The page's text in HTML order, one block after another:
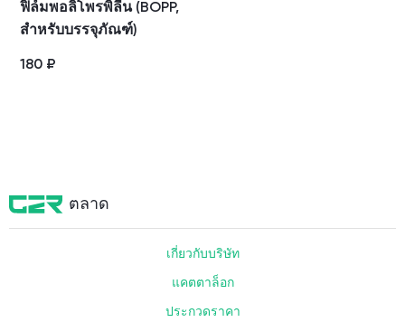
ฟิล์มพอลิโพรพิลีน (BOPP,
สำหรับบรรจุภัณฑ์)
180 ₽
ตลาด
เกี่ยวกับบริษัท
แคตตาล็อก
ประกวดราคา